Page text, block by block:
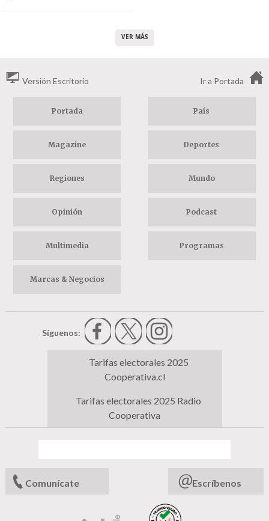
VER MÁS
Versión Escritorio Ir a Portada
Portada País
Magazine Deportes
Regiones Mundo
Opinión Podcast
Multimedia Programas
Marcas & Negocios
Síguenos:
Tarifas electorales 2025
Cooperativa.cl
Tarifas electorales 2025 Radio
Cooperativa
Comunícate Escríbenos